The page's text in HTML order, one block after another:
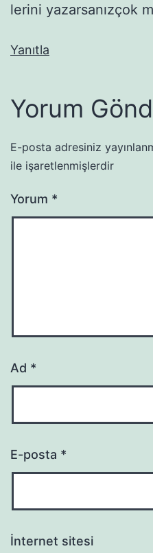
lerini yazarsanızçok
Yanıtla
Yorum
E-posta adresiniz
ile işaretlenmişlerdir
Yorum *
Ad *
E-posta *
İnternet sitesi